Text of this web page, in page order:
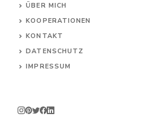
ÜBER MICH
KOOPERATIONEN
KONTAKT
DATENSCHUTZ
IMPRESSUM